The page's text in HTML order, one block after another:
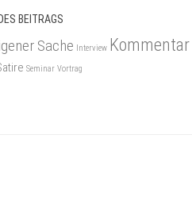
BEITRAGS
Sache Interview Kommentar
Seminar Vortrag